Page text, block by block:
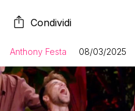
Condividi
Anthony Festa 08/03/2025